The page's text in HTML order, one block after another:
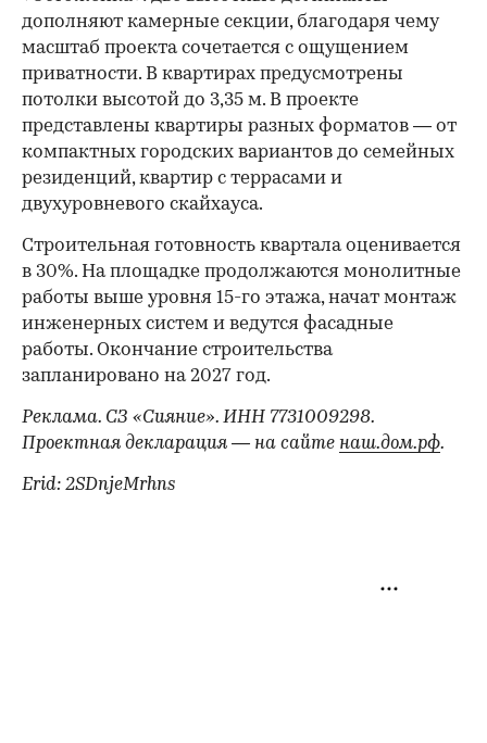
дополняют камерные секции, благодаря чему
масштаб проекта сочетается с ощущением
приватности. В квартирах предусмотрены
потолки высотой до 3,35 м. В проекте
представлены квартиры разных форматов — от
компактных городских вариантов до семейных
резиденций, квартир с террасами и
двухуровневого скайхауса.
Строительная готовность квартала оценивается
в 30%. На площадке продолжаются монолитные
работы выше уровня 15-го этажа, начат монтаж
инженерных систем и ведутся фасадные
работы. Окончание строительства
запланировано на 2027 год.
Реклама. СЗ «Сияние». ИНН 7731009298.
Проектная декларация — на сайте наш.дом.рф.
Erid: 2SDnjeMrhns